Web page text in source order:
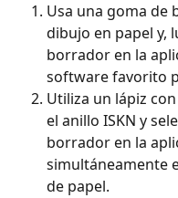
Usa una goma de
dibujo en papel y,
borrador en la
software favorito
Utiliza un lápiz
el anillo ISKN y
borrador en la
simultáneamente
de papel.